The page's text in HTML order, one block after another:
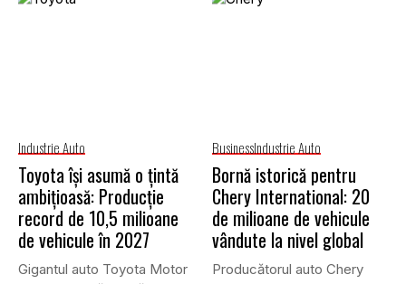
Industrie Auto
Toyota își asumă o țintă
ambițioasă: Producție
record de 10,5 milioane
de vehicule în 2027
Gigantul auto Toyota Motor
BusinessIndustrie Auto
Bornă istorică pentru
Chery International: 20
de milioane de vehicule
vândute la nivel global
Producătorul auto Chery